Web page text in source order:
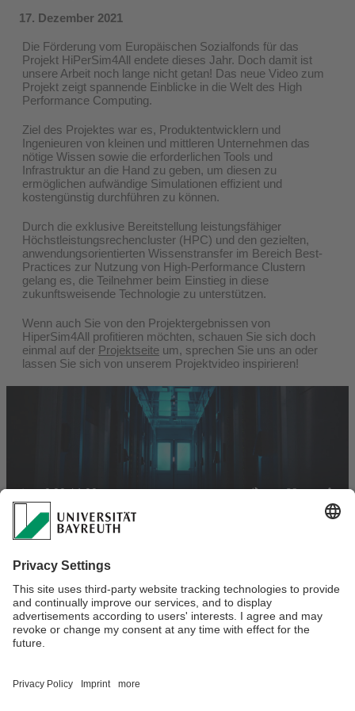
17. Dezember 2021
Die Förderung vom Europäischen Sozialfonds für das
Projekt HiPerSim4All endete dieses Jahr. Doch damit ist
unsere Arbeit noch lange nicht getan! Das neue Video zum
Projekt zeigt spannende Einblicke in die Welt des High
Performance Computing.
Ziel des Projektes war es, Produktentwicklern und
Ingenieuren von kleinen und mittleren Unternehmen das
nötige Wissen sowie die erforderlichen Tools und
Infrastruktur an die Hand zu geben, um diesen zu
ermöglichen aufwändige Simulationen effizient und
kostengünstig durchführen zu können.
Durch die exklusive Bereitstellung leistungsfähiger
Höchstleistungsrechencluster (HPC) und den gezielten,
anwendungsorientierten Wissenstransfer im Bereich Best-
Practices zur Nutzung von High-Performance Clustern
gelang es, die Teilnehmer beim Einstieg in diese
zukunftsweisende Technologie zu unterstützen.
Wenn auch Sie von den Projektergebnissen von
HiperSim4All profitieren möchten, schauen Sie sich doch
einmal auf der Projektseite um, sprechen Sie uns an oder
lassen Sie sich von unserem Projektvideo inspirieren!